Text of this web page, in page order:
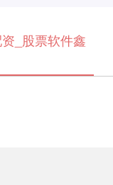
_股票软件鑫